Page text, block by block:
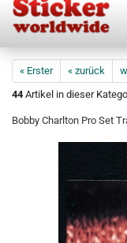
« Erster « zurück
44Artikel in dieser
Bobby Charlton Pro Set